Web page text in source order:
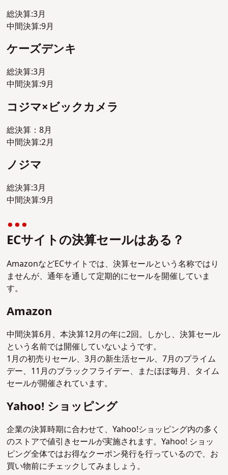
総決算:3月
中間決算:9月
ケーズデンキ
総決算:3月
中間決算:9月
コジマ×ビックカメラ
総決算：8月
中間決算:2月
ノジマ
総決算:3月
中間決算:9月
ECサイトの決算セールはある？
AmazonなどECサイトでは、決算セールという名称ではり
ませんが、通年を通して定期的にセールを開催していま
す。
Amazon
中間決算6月、本決算12月の年に2回。しかし、決算セール
という名前では開催していないようです。
1月の初売りセール、3月の新生活セール、7月のプライム
デー、11月のブラックフライデー、またほぼ毎月、タイム
セールが開催されています。
Yahoo! ショッピング
企業の決算時期に合わせて、Yahoo!ショッピング内の多く
のストアで値引きセールが実施されます。Yahoo! ショッ
ピング全体ではお得なクーポン発行を行っているので、お
買い物前にチェックしてみましょう。